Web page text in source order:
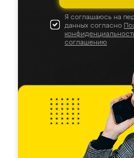
Я соглашаюсь на
данных согласно
соглашению